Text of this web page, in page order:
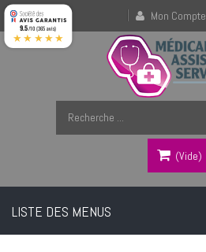
Mon Compte
(vide)
LISTE DES MENUS
9.5/10 (365 avis)
★★★★★